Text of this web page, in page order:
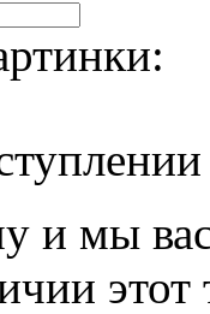
и мы
этот